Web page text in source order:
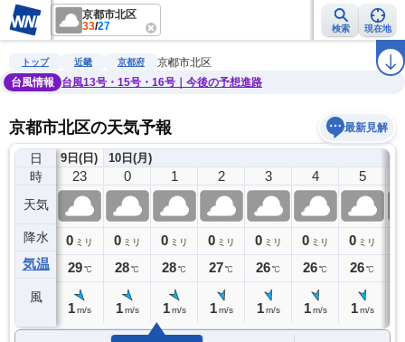
京都市北区
33/27 検索 現在地
雨雲レーダー 台風情報 地震情報 ラ
トップ 近畿 京都府
京都市北区
台風情報
台風13号・15号・16号｜今後の予想進路
京都市北区の天気予報 最新見解
日
時
天気
降水
気温
風
9日(日)
22
0ミリ
29℃
23
0 ミリ
29 ℃
1m/s
10日(月)
0
0 ミリ
28℃
1 m/s
1
0 ミリ
28℃
1 m/s
2
0 ミリ
27℃
1 m/s
3
0 ミリ
26℃
1 m/s
4
0 ミリ
26℃
1 m/s
5
0 ミリ
26℃
1 m/s